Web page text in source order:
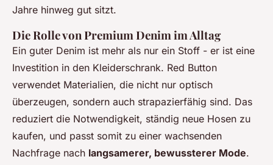
Jahre hinweg gut sitzt.
Die Rolle von Premium Denim im Alltag
Ein guter Denim ist mehr als nur ein Stoff - er ist eine
Investition in den Kleiderschrank. Red Button
verwendet Materialien, die nicht nur optisch
überzeugen, sondern auch strapazierfähig sind. Das
reduziert die Notwendigkeit, ständig neue Hosen zu
kaufen, und passt somit zu einer wachsenden
Nachfrage nach langsamerer, bewussterer Mode.